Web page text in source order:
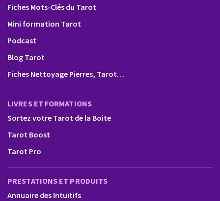
Fiches Mots-Clés du Tarot
Mini formation Tarot
Podcast
Blog Tarot
Fiches Nettoyage Pierres, Tarot…
LIVRES ET FORMATIONS
Sortez votre Tarot de la Boite
Tarot Boost
Tarot Pro
PRESTATIONS ET PRODUITS
Annuaire des Intuitifs